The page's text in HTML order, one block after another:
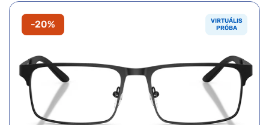
-20%
VIRTUÁLIS
PRÓBA